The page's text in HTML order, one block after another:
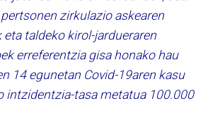
zirkulazio askearen
taldeko kirol-jardueraren
erreferentzia gisa honako hau
14 egunetan Covid-19aren kasu
intzidentzia-tasa metatua 100.000